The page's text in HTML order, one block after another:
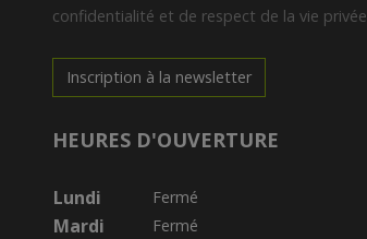
confidentialité et de respect de la vie privée
Inscription à la newsletter
HEURES D'OUVERTURE
Lundi Fermé
Mardi Fermé